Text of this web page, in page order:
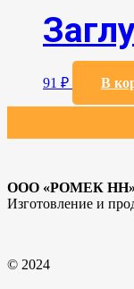
91 ₽ В
ООО «РОМЕК НН»
Изготовление и
© 2024